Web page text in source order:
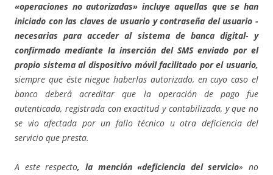
«operaciones no autorizadas» incluye aquellas que se han
iniciado con las claves de usuario y contraseña del usuario -
necesarias para acceder al sistema de banca digital- y
confirmado mediante la inserción del SMS enviado por el
propio sistema al dispositivo móvil facilitado por el usuario,
siempre que éste niegue haberlas autorizado, en cuyo caso el
banco deberá acreditar que la operación de pago fue
autenticada, registrada con exactitud y contabilizada, y que no
se vio afectada por un fallo técnico u otra deficiencia del
servicio que presta.
A este respecto, la mención «deficiencia del servicio» no